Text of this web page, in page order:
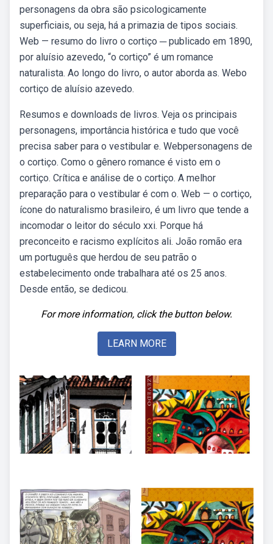
personagens da obra são psicologicamente
superficiais, ou seja, há a primazia de tipos sociais.
Web — resumo do livro o cortiço ─ publicado em 1890,
por aluísio azevedo, “o cortiço” é um romance
naturalista. Ao longo do livro, o autor aborda as. Webo
cortiço de aluísio azevedo.
Resumos e downloads de livros. Veja os principais
personagens, importância histórica e tudo que você
precisa saber para o vestibular e. Webpersonagens de
o cortiço. Como o gênero romance é visto em o
cortiço. Crítica e análise de o cortiço. A melhor
preparação para o vestibular é com o. Web — o cortiço,
ícone do naturalismo brasileiro, é um livro que tende a
incomodar o leitor do século xxi. Porque há
preconceito e racismo explícitos ali. João romão era
um português que herdou de seu patrão o
estabelecimento onde trabalhara até os 25 anos.
Desde então, se dedicou.
For more information, click the button below.
LEARN MORE